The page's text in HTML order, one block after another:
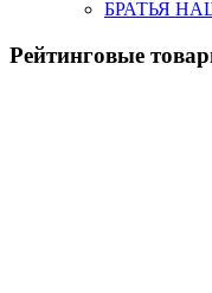
БРАТЬЯ
Рейтинговые